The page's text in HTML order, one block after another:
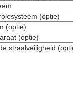
(optie)
(optie)
(optie)
straalveiligheid